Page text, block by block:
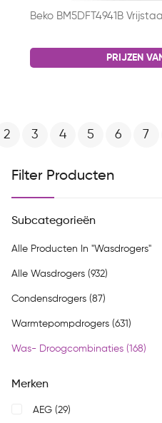
Beko BM5DFT4941B
PRIJZEN
2 3 4 5 6 7
Filter Producten
Subcategorieën
Alle Producten In "Wasdrogers"
Alle Wasdrogers (932)
Condensdrogers (87)
Warmtepompdrogers (631)
Was- Droogcombinaties (168)
Merken
AEG (29)